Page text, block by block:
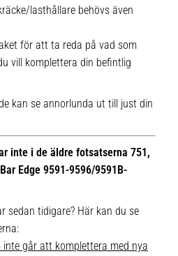
lasthållare behövs även
för att ta reda på vad som
vill komplettera din befintlig
kan se annorlunda ut till just din
inte i de äldre fotsatserna 751,
Edge 9591-9596/9591B-
sedan tidigare? Här kan du se
går att komplettera med nya